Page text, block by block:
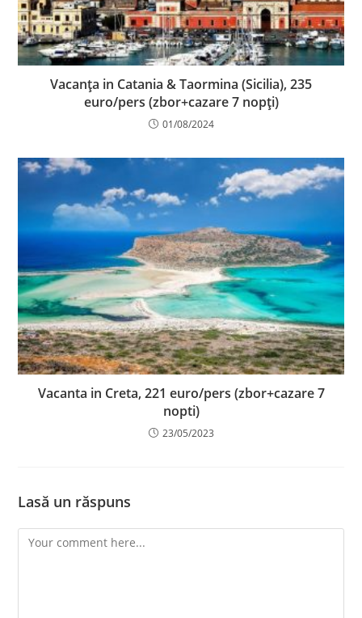
Vacanța in Catania & Taormina (Sicilia), 235
euro/pers (zbor+cazare 7 nopți)
01/08/2024
Vacanta in Creta, 221 euro/pers (zbor+cazare 7
nopti)
23/05/2023
Lasă un răspuns
Comment